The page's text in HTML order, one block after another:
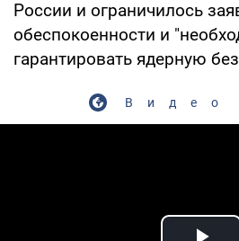
России и ограничилось
обеспокоенности и
гарантировать ядерную
Видео